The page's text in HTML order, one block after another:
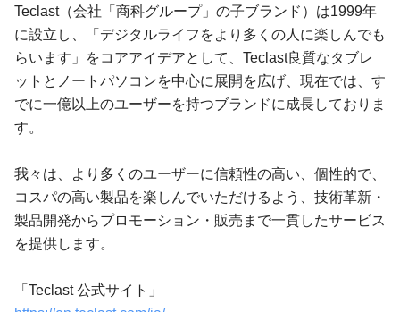
Teclast（会社「商科グループ」の子ブランド）は1999年
に設立し、「デジタルライフをより多くの人に楽しんでも
らいます」をコアアイデアとして、Teclast良質なタブレ
ットとノートパソコンを中心に展開を広げ、現在では、す
でに一億以上のユーザーを持つブランドに成長しておりま
す。
我々は、より多くのユーザーに信頼性の高い、個性的で、
コスパの高い製品を楽しんでいただけるよう、技術革新・
製品開発からプロモーション・販売まで一貫したサービス
を提供します。
「Teclast 公式サイト」